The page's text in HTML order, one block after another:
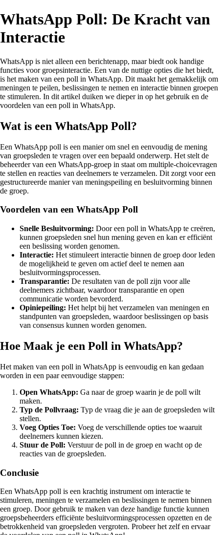
WhatsApp Poll: De Kracht van
Interactie
WhatsApp is niet alleen een berichtenapp, maar biedt ook handige
functies voor groepsinteractie. Een van de nuttige opties die het biedt,
is het maken van een poll in WhatsApp. Dit maakt het gemakkelijk om
meningen te peilen, beslissingen te nemen en interactie binnen groepen
te stimuleren. In dit artikel duiken we dieper in op het gebruik en de
voordelen van een poll in WhatsApp.
Wat is een WhatsApp Poll?
Een WhatsApp poll is een manier om snel en eenvoudig de mening
van groepsleden te vragen over een bepaald onderwerp. Het stelt de
beheerder van een WhatsApp-groep in staat om multiple-choicevragen
te stellen en reacties van deelnemers te verzamelen. Dit zorgt voor een
gestructureerde manier van meningspeiling en besluitvorming binnen
de groep.
Voordelen van een WhatsApp Poll
Snelle Besluitvorming: Door een poll in WhatsApp te creëren,
kunnen groepsleden snel hun mening geven en kan er efficiënt
een beslissing worden genomen.
Interactie: Het stimuleert interactie binnen de groep door leden
de mogelijkheid te geven om actief deel te nemen aan
besluitvormingsprocessen.
Transparantie: De resultaten van de poll zijn voor alle
deelnemers zichtbaar, waardoor transparantie en open
communicatie worden bevorderd.
Opiniepeiling: Het helpt bij het verzamelen van meningen en
standpunten van groepsleden, waardoor beslissingen op basis
van consensus kunnen worden genomen.
Hoe Maak je een Poll in WhatsApp?
Het maken van een poll in WhatsApp is eenvoudig en kan gedaan
worden in een paar eenvoudige stappen:
Open WhatsApp: Ga naar de groep waarin je de poll wilt
maken.
Typ de Pollvraag: Typ de vraag die je aan de groepsleden wilt
stellen.
Voeg Opties Toe: Voeg de verschillende opties toe waaruit
deelnemers kunnen kiezen.
Stuur de Poll: Verstuur de poll in de groep en wacht op de
reacties van de groepsleden.
Conclusie
Een WhatsApp poll is een krachtig instrument om interactie te
stimuleren, meningen te verzamelen en beslissingen te nemen binnen
een groep. Door gebruik te maken van deze handige functie kunnen
groepsbeheerders efficiënte besluitvormingsprocessen opzetten en de
betrokkenheid van groepsleden vergroten. Probeer het zelf en ervaar